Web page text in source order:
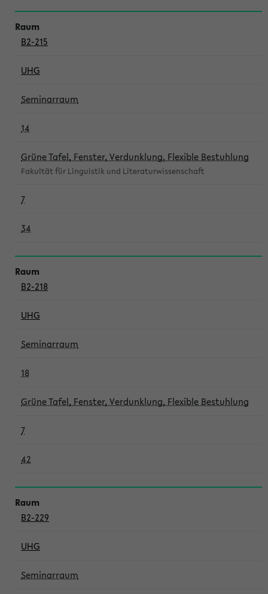
B2-215
UHG
Seminarraum
14
Grüne Tafel, Fenster, Verdunklung, Flexible Bestuhlung
Fakultät für Linguistik und Literaturwissenschaft
7
34
B2-218
UHG
Seminarraum
18
Grüne Tafel, Fenster, Verdunklung, Flexible Bestuhlung
7
42
B2-229
UHG
Seminarraum